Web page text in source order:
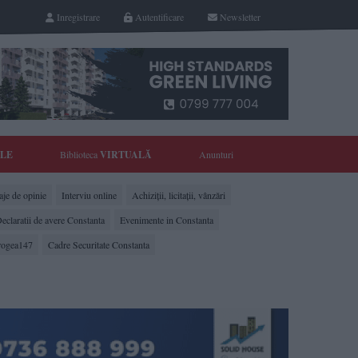
Newsletter
Autentificare
Inregistrare
BibliotecaVIRTUALĂ Anunturi
de opinie Interviu online
Achiziții, licitații, vânzări
de avere Constanta
Evenimente in Constanta
Cadre Securitate Constanta